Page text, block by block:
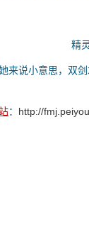
精
说小意思，双剑
： http://